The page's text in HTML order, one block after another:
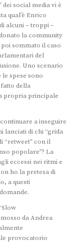
dei social media vi è
qual’è Enrico
alcuni – troppi –
la community
sommato il caso
del
Uno scenario
spese sono
della
propria principale
a inseguire
lanciati di chi “grida
“retweet” con il
popolare”? La
eccessi nei ritmi e
ho la pretesa di
a questi
da Andrea
provocatorio